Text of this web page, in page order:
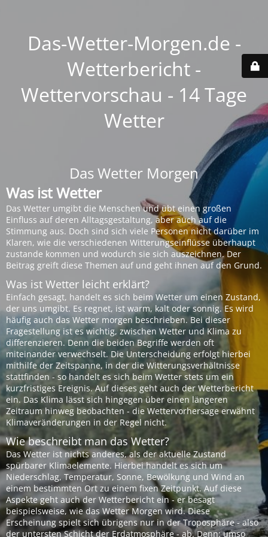
Das-Wetter-Morgen.de -
Wetterbericht -
Wettervorschau - 14 Tage
Wetter
Das Wetter Morgen
Was ist Wetter
Das Wetter umgibt die Menschen und übt einen großen
Einfluss auf deren Alltagsgestaltung, aber auch auf die
Stimmung aus. Doch sind sich viele Personen nicht darüber im
Klaren, wie die verschiedenen Witterungseinflüsse überhaupt
zustande kommen und wodurch sie sich auszeichnen. Der
Beitrag greift diese Themen auf und geht ihnen auf den Grund.
Was ist Wetter leicht erklärt?
Einfach gesagt, handelt es sich beim Wetter um einen Zustand,
der uns umgibt. Es regnet, ist warm, kalt oder sonnig. Es wird
häufig auch das Wetter morgen beschrieben. Bei dieser
Fragestellung ist es wichtig, zwischen Wetter und Klima zu
differenzieren. Denn die beiden Begriffe werden oft
miteinander verwechselt. Die Unterscheidung erfolgt hierbei
mithilfe der Zeitspanne, in der die Witterungsverhältnisse
stattfinden - so handelt es sich beim Wetter stets um ein
kurzfristiges Ereignis. Auf dieses geht auch der Wetterbericht
ein. Das Klima lässt sich hingegen über einen längeren
Zeitraum hinweg beobachten - die Wettervorhersage erwähnt
Klimaveränderungen in der Regel nicht.
Wie beschreibt man das Wetter?
Das Wetter ist nichts anderes, als der aktuelle Zustand
spürbarer Klimaelemente. Hierbei handelt es sich um
Niederschlag, Temperatur, Sonne, Bewölkung und Wind an
einem bestimmten Ort zu einem fixen Zeitpunkt. Auf diese
Aspekte geht auch der Wetterbericht ein - er besagt
beispielsweise, wie das Wetter Morgen wird. Diese
Erscheinung spielt sich übrigens nur in der Troposphäre - also
der untersten Schicht der Erdatmosphäre - ab. Denn: umso